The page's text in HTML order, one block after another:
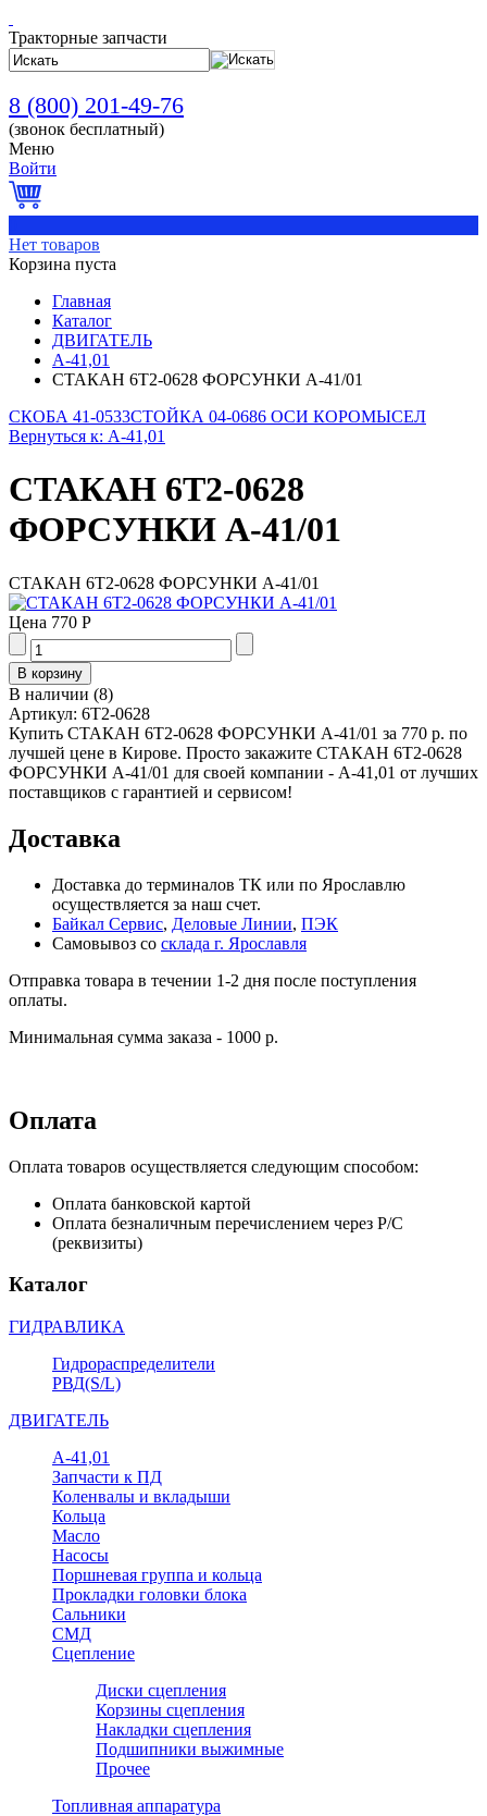
Тракторные запчасти
8 (800) 201-49-76
(звонок бесплатный)
Меню
Войти
Нет товаров
Корзина пуста
Главная
Каталог
ДВИГАТЕЛЬ
А-41,01
СТАКАН 6Т2-0628 ФОРСУНКИ А-41/01
СКОБА 41-0533СТОЙКА 04-0686 ОСИ КОРОМЫСЕЛ
Вернуться к: А-41,01
СТАКАН 6Т2-0628
ФОРСУНКИ А-41/01
СТАКАН 6Т2-0628 ФОРСУНКИ А-41/01
Цена 770 Р
В наличии (8)
Артикул: 6Т2-0628
Купить СТАКАН 6Т2-0628 ФОРСУНКИ А-41/01 за 770 р. по
лучшей цене в Кирове. Просто закажите СТАКАН 6Т2-0628
ФОРСУНКИ А-41/01 для своей компании - А-41,01 от лучших
поставщиков с гарантией и сервисом!
Доставка
Доставка до терминалов ТК или по Ярославлю
осуществляется за наш счет.
Байкал Сервис, Деловые Линии, ПЭК
Самовывоз со склада г. Ярославля
Отправка товара в течении 1-2 дня после поступления
оплаты.
Минимальная сумма заказа - 1000 р.
Оплата
Оплата товаров осуществляется следующим способом:
Оплата банковской картой
Оплата безналичным перечислением через Р/С
(реквизиты)
Каталог
ГИДРАВЛИКА
Гидрораспределители
РВД(S/L)
ДВИГАТЕЛЬ
А-41,01
Запчасти к ПД
Коленвалы и вкладыши
Кольца
Масло
Насосы
Поршневая группа и кольца
Прокладки головки блока
Сальники
СМД
Сцепление
Диски сцепления
Корзины сцепления
Накладки сцепления
Подшипники выжимные
Прочее
Топливная аппаратура